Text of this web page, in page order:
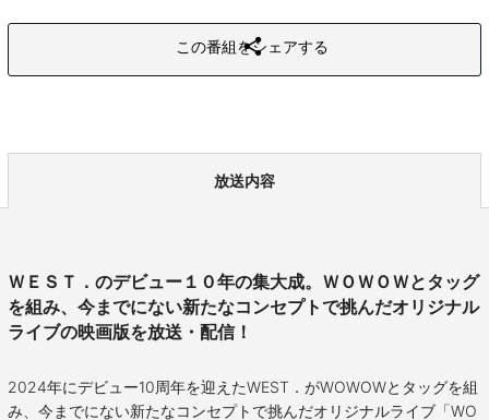
この番組をシェアする
放送内容
ＷＥＳＴ．のデビュー１０年の集大成。ＷＯＷＯＷとタッグ
を組み、今までにない新たなコンセプトで挑んだオリジナル
ライブの映画版を放送・配信！
2024年にデビュー10周年を迎えたWEST．がWOWOWとタッグを組
み、今までにない新たなコンセプトで挑んだオリジナルライブ「WO